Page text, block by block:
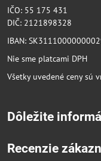
IČO: 55 175 431
DIČ: 2121898328
IBAN:
Nie sme platcami DPH
Všetky uvedené ceny sú
Dôležite
Recenzie